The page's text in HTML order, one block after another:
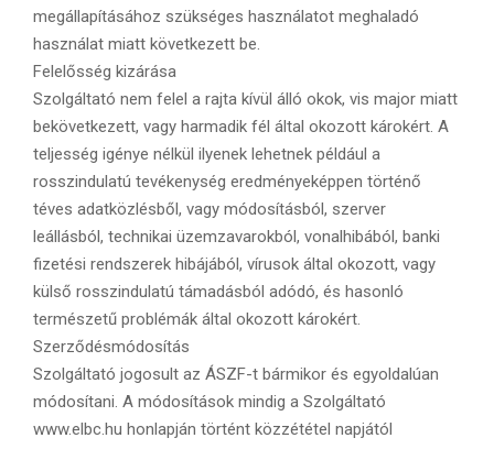
megállapításához szükséges használatot meghaladó
használat miatt következett be.
Felelősség kizárása
Szolgáltató nem felel a rajta kívül álló okok, vis major miatt
bekövetkezett, vagy harmadik fél által okozott károkért. A
teljesség igénye nélkül ilyenek lehetnek például a
rosszindulatú tevékenység eredményeképpen történő
téves adatközlésből, vagy módosításból, szerver
leállásból, technikai üzemzavarokból, vonalhibából, banki
fizetési rendszerek hibájából, vírusok által okozott, vagy
külső rosszindulatú támadásból adódó, és hasonló
természetű problémák által okozott károkért.
Szerződésmódosítás
Szolgáltató jogosult az ÁSZF-t bármikor és egyoldalúan
módosítani. A módosítások mindig a Szolgáltató
www.elbc.hu honlapján történt közzététel napjától